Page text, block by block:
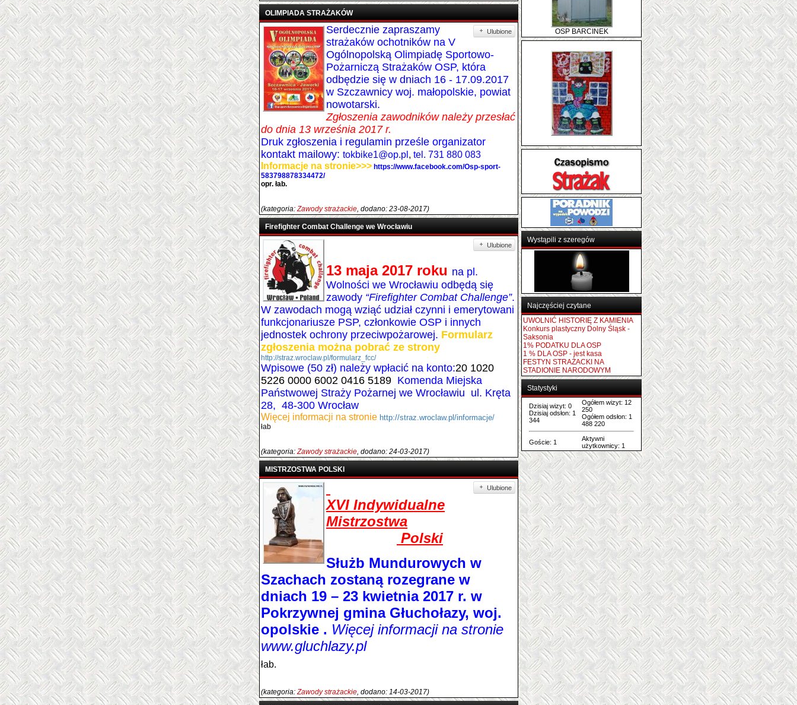
OLIMPIADA STRAŻAKÓW
Ulubione
Serdecznie zapraszamy
strażaków ochotników na V
Ogólnopolską Olimpiadę Sportowo-
Pożarniczą Strażaków OSP, która
odbędzie się w dniach 16 - 17.09.2017
w Szczawnicy woj. małopolskie, powiat
nowotarski.
Zgłoszenia zawodników należy przesłać
do dnia 13 września 2017 r.
Druk zgłoszenia i regulamin prześle organizator
kontakt mailowy: tokbike1@op.pl , tel. 731 880 083
Informacje na stronie>>> https://www.facebook.com/Osp-sport-
583798878334472/
opr. łab.
(kategoria:Zawody strażackie, dodano: 23-08-2017)
Firefighter Combat Challenge we Wrocławiu
Ulubione
13 maja 2017 roku na pl.
Wolności we Wrocławiu odbędą się
zawody “Firefighter Combat Challenge”.
W zawodach mogą wziąć udział czynni i emerytowani
funkcjonariusze PSP, członkowie OSP i innych
jednostek ochrony przeciwpożarowej. Formularz
zgłoszenia można pobrać ze strony
http://straz.wroclaw.pl/formularz_fcc/
Wpisowe (50 zł) należy wpłacić na konto:20 1020
5226 0000 6002 0416 5189 Komenda Miejska
Państwowej Straży Pożarnej we Wrocławiu ul. Kręta
28, 48-300 Wrocław
Więcej informacji na stronie http://straz.wroclaw.pl/informacje/
łab
(kategoria:Zawody strażackie, dodano: 24-03-2017)
MISTRZOSTWA POLSKI
Ulubione
XVI Indywidualne
Mistrzostwa
Polski
Służb Mundurowych w
Szachach zostaną rozegrane w
dniach 19 – 23 kwietnia 2017 r. w
Pokrzywnej gmina Głuchołazy, woj.
opolskie . Więcej informacji na stronie
www.gluchlazy.pl
łab.
(kategoria:Zawody strażackie, dodano: 14-03-2017)
OSP BARCINEK
Wystąpili z szeregów
Najczęściej czytane
UWOLNIĆ HISTORIĘ Z KAMIENIA
Konkurs plastyczny Dolny Śląsk -
Saksonia
1% PODATKU DLA OSP
1 % DLA OSP - jest kasa
FESTYN STRAŻACKI NA
STADIONIE NARODOWYM
Statystyki
Dzisiaj wizyt: 0
Dzisiaj odsłon: 1
344
Ogółem wizyt: 12
250
Ogółem odsłon: 1
488 220
Goście: 1
Aktywni
użytkownicy: 1